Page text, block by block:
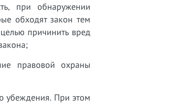
при обнаружении
обходят закон тем
причинить вред
правовой охраны
убеждения. При этом